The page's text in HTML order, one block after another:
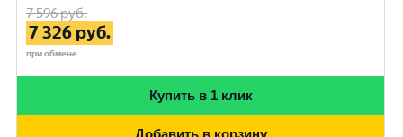
7 596руб.
7 326 руб.
при обмене
Купить в 1 клик
Добавить в корзину